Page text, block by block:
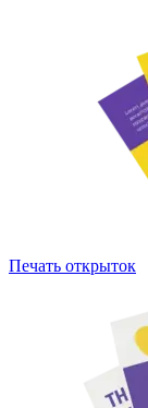
Печать открыток